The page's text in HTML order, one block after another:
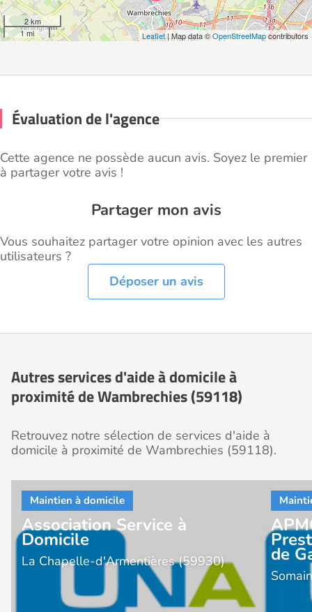
2 km
1 mi
Leaflet| Map data ©OpenStreetMapcontributors
Évaluation de l'agence
Cette agence ne possède aucun avis. Soyez le premier
à partager votre avis !
Partager mon avis
Vous souhaitez partager votre opinion avec les autres
utilisateurs ?
Déposer un avis
Autres services d'aide à domicile à
proximité de Wambrechies (59118)
Retrouvez notre sélection de services d'aide à
domicile à proximité de Wambrechies (59118).
Association Service à
Domicile
La Chapelle-d'Armentières (59930) de